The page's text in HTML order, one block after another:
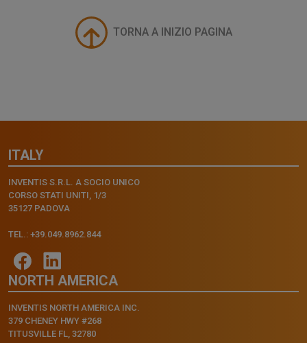
TORNA A INIZIO PAGINA
ITALY
INVENTIS S.R.L. A SOCIO UNICO
CORSO STATI UNITI, 1/3
35127 PADOVA
TEL.: +39.049.8962.844
NORTH AMERICA
INVENTIS NORTH AMERICA INC.
379 CHENEY HWY #268
TITUSVILLE FL, 32780